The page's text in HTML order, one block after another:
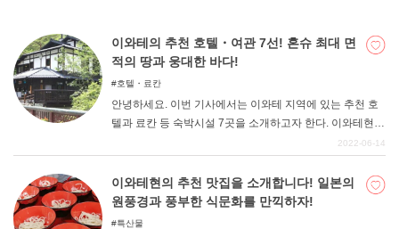
이와테의 추천 호텔・여관 7선! 혼슈 최대 면
적의 땅과 웅대한 바다!
호텔・료칸
안녕하세요. 이번 기사에서는 이와테 지역에 있는 추천 호
텔과 료칸 등 숙박시설 7곳을 소개하고자 한다. 이와테현은
혼슈에서 가장 넓은 면적을 자랑하는 현으로 넓고 여유로
웅장한 바다와 해안도 추억의 한 페이지로 회자되고 있다.
바다를 바라보며 해산물을 먹는 등, 일본의 전통적인 관광
이 매력적이며, 남녀노소 모두에게 사랑받는 지역이다. 그
2022-06-14
이와테현의 추천 맛집을 소개합니다! 일본의
원풍경과 풍부한 식문화를 만끽하자!
특산물